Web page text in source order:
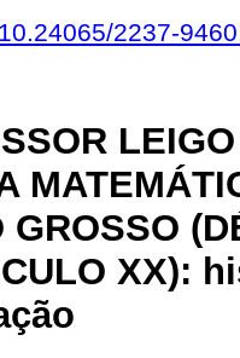
2237-
GROSSO
XX):